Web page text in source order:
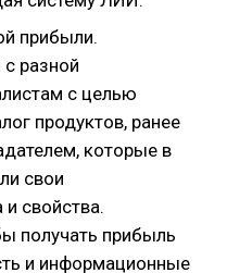
прибыли.
разной
с целью
продуктов, ранее
которые в
свои
свойства.
получать прибыль
и информационные